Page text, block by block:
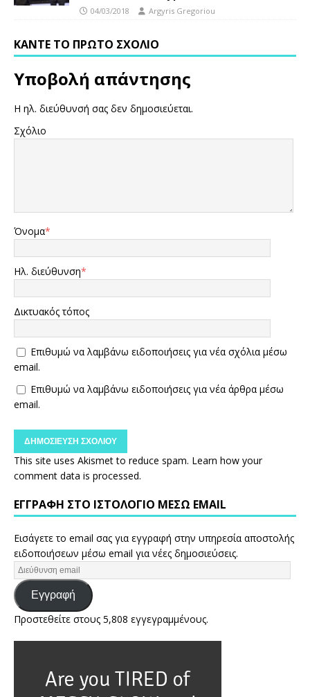
04/03/2018 Argyris Gregoriou
ΚΆΝΤΕ ΤΟ ΠΡΏΤΟ ΣΧΌΛΙΟ
Υποβολή απάντησης
Η ηλ. διεύθυνσή σας δεν δημοσιεύεται.
Σχόλιο
Όνομα*
Ηλ. διεύθυνση*
Δικτυακός τόπος
Επιθυμώ να λαμβάνω ειδοποιήσεις για νέα σχόλια μέσω
email.
Επιθυμώ να λαμβάνω ειδοποιήσεις για νέα άρθρα μέσω
email.
This site uses Akismet to reduce spam. Learn how your
comment data is processed.
ΕΓΓΡΑΦΉ ΣΤΟ ΙΣΤΟΛΌΓΙΟ ΜΈΣΩ EMAIL
Εισάγετε το email σας για εγγραφή στην υπηρεσία αποστολής
ειδοποιήσεων μέσω email για νέες δημοσιεύσεις.
Εγγραφή
Προστεθείτε στους 5,808 εγγεγραμμένους.